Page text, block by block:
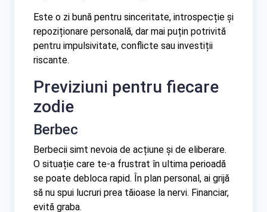
Este o zi bună pentru sinceritate, introspecție și
repoziționare personală, dar mai puțin potrivită
pentru impulsivitate, conflicte sau investiții
riscante.
Previziuni pentru fiecare
zodie
Berbec
Berbecii simt nevoia de acțiune și de eliberare.
O situație care te-a frustrat în ultima perioadă
se poate debloca rapid. În plan personal, ai grijă
să nu spui lucruri prea tăioase la nervi. Financiar,
evită graba.